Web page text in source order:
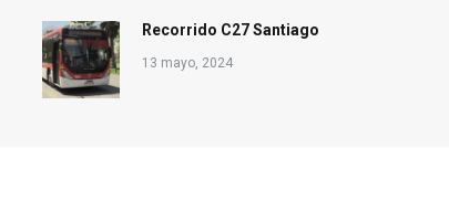
Recorrido C27 Santiago
13 mayo, 2024